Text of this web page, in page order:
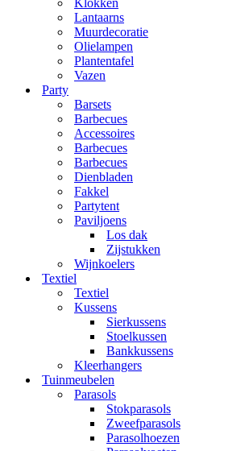
Klokken
Lantaarns
Muurdecoratie
Olielampen
Plantentafel
Vazen
Party
Barsets
Barbecues
Accessoires
Barbecues
Barbecues
Dienbladen
Fakkel
Partytent
Paviljoens
Los dak
Zijstukken
Wijnkoelers
Textiel
Textiel
Kussens
Sierkussens
Stoelkussen
Bankkussens
Kleerhangers
Tuinmeubelen
Parasols
Stokparasols
Zweefparasols
Parasolhoezen